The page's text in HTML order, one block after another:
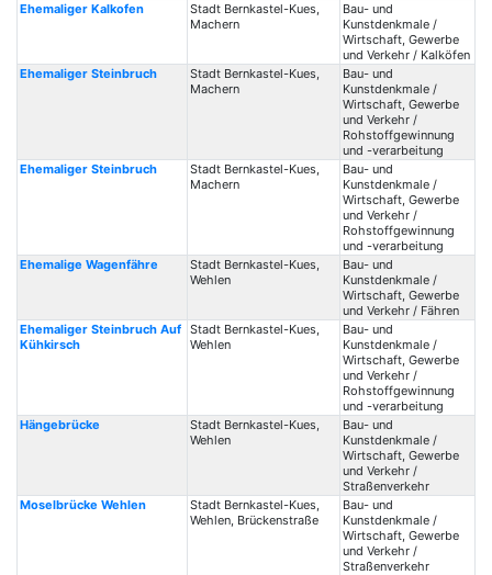
Ehemaliger Kalkofen
Stadt Bernkastel-Kues,
Machern
Bau- und
Kunstdenkmale /
Wirtschaft, Gewerbe
und Verkehr / Kalköfen
Ehemaliger Steinbruch
Stadt Bernkastel-Kues,
Machern
Bau- und
Kunstdenkmale /
Wirtschaft, Gewerbe
und Verkehr /
Rohstoffgewinnung
und -verarbeitung
Ehemaliger Steinbruch
Stadt Bernkastel-Kues,
Machern
Bau- und
Kunstdenkmale /
Wirtschaft, Gewerbe
und Verkehr /
Rohstoffgewinnung
und -verarbeitung
Ehemalige Wagenfähre
Stadt Bernkastel-Kues,
Wehlen
Bau- und
Kunstdenkmale /
Wirtschaft, Gewerbe
und Verkehr / Fähren
Ehemaliger Steinbruch Auf
Kühkirsch
Stadt Bernkastel-Kues,
Wehlen
Bau- und
Kunstdenkmale /
Wirtschaft, Gewerbe
und Verkehr /
Rohstoffgewinnung
und -verarbeitung
Hängebrücke
Stadt Bernkastel-Kues,
Wehlen
Bau- und
Kunstdenkmale /
Wirtschaft, Gewerbe
und Verkehr /
Straßenverkehr
Moselbrücke Wehlen
Stadt Bernkastel-Kues,
Wehlen, Brückenstraße
Bau- und
Kunstdenkmale /
Wirtschaft, Gewerbe
und Verkehr /
Straßenverkehr